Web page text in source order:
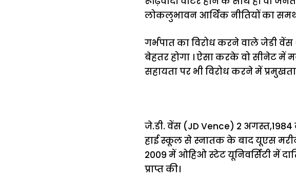
लोकलुभावन आर्थिक नीतियों का
गर्भपात का विरोध करने वाले जेडी
बेहतर होगा । ऐसा करके वो सीनेट में
सहायता पर भी विरोध करने में
जे.डी. वेंस (JD Vence) 2
हाई स्कूल से स्नातक के बाद यूएस
2009 में ओहिओ स्टेट यूनिवर्सिटी में
प्राप्त की।